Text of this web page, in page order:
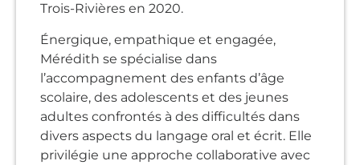
Trois-Rivières en 2020.
Énergique, empathique et engagée,
Mérédith se spécialise dans
l’accompagnement des enfants d’âge
scolaire, des adolescents et des jeunes
adultes confrontés à des difficultés dans
divers aspects du langage oral et écrit. Elle
privilégie une approche collaborative avec